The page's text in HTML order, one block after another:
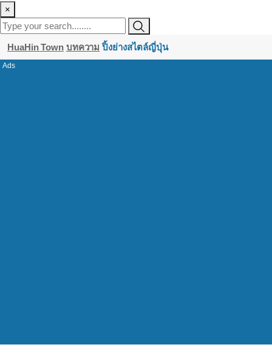
×
HuaHin Town บทความ ปิ้งย่างสไตล์ญี่ปุ่น